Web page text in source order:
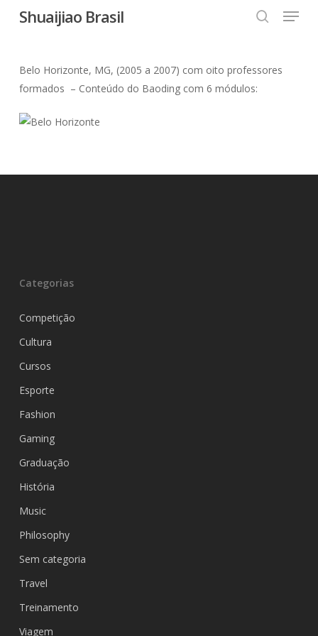
content
Shuaijiao Brasil Menu
Belo Horizonte, MG, (2005 a 2007) com oito professores
formados – Conteúdo do Baoding com 6 módulos:
Categorias
Competição
Cultura
Cursos
Esporte
Fashion
Gaming
Graduação
História
Music
Philosophy
Sem categoria
Travel
Treinamento
Viagem